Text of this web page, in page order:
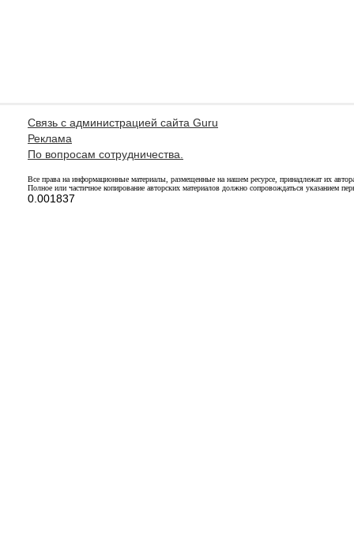
Связь с администрацией сайта Guru
Реклама
По вопросам сотрудничества.
Все права на информационные материалы, размещенные на нашем ресурсе, принадлежат их
Полное или частичное копирование авторских материалов должно сопровождаться указанием
0.001837